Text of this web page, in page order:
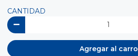
CANTIDAD
Agregar al carro